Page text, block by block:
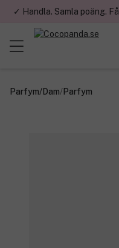
✓ Handla. Samla poäng.
Parfym/Dam/Parfym